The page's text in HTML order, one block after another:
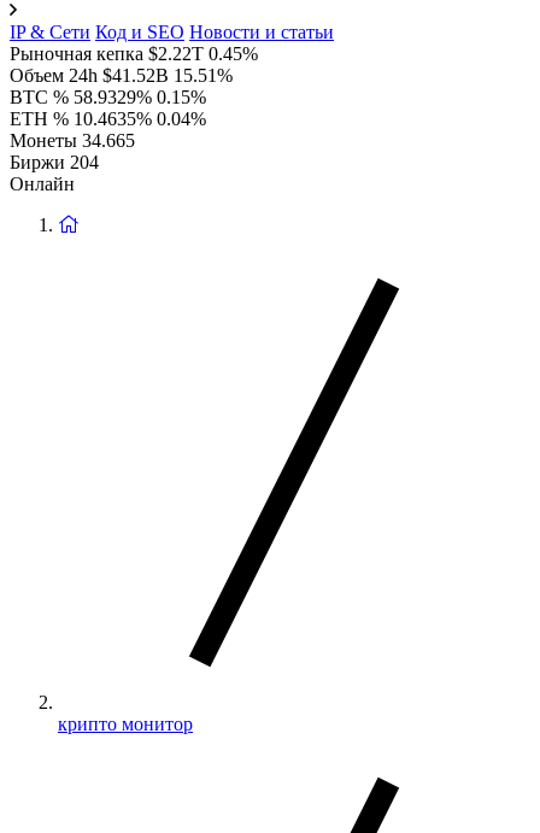
IP & Сети Код и SEO Новости и статьи
Рыночная кепка $2.22T 0.45%
Объем 24h $41.52B 15.51%
BTC % 58.9329% 0.15%
ETH % 10.4635% 0.04%
Монеты 34.665
Биржи 204
Онлайн
крипто монитор